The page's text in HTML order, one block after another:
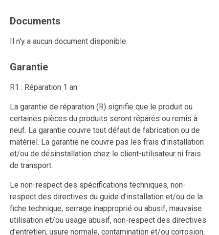
Documents
Il n'y a aucun document disponible.
Garantie
R1 : Réparation 1 an
La garantie de réparation (R) signifie que le produit ou
certaines pièces du produits seront réparés ou remis à
neuf. La garantie couvre tout défaut de fabrication ou de
matériel. La garantie ne couvre pas les frais d'installation
et/ou de désinstallation chez le client-utilisateur ni frais
de transport.
Le non-respect des spécifications techniques, non-
respect des directives du guide d'installation et/ou de la
fiche technique, serrage inapproprié ou abusif, mauvaise
utilisation et/ou usage abusif, non-respect des directives
d'entretien, usure normale, contamination et/ou corrosion,